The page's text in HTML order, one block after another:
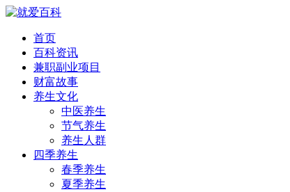
首页
百科资讯
兼职副业项目
财富故事
养生文化
中医养生
节气养生
养生人群
四季养生
春季养生
夏季养生